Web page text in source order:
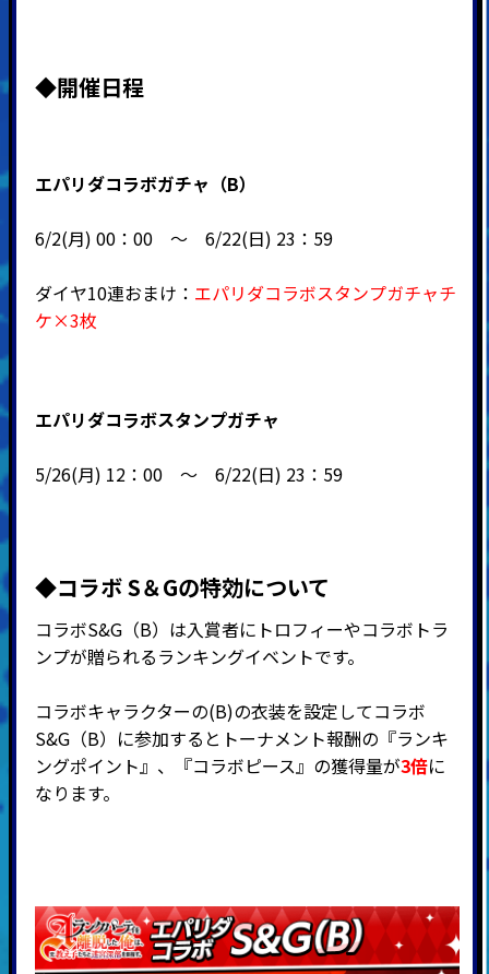
◆開催日程
エパリダコラボガチャ（B）
6/2(月) 00：00 ～ 6/22(日) 23：59
ダイヤ10連おまけ： エパリダコラボスタンプガチャチ
ケ×3枚
エパリダコラボスタンプガチャ
5/26(月) 12：00 ～ 6/22(日) 23：59
◆コラボ S＆Gの特効について
コラボS&G（B）は入賞者にトロフィーやコラボトラ
ンプが贈られるランキングイベントです。
コラボキャラクターの(B)の衣装を設定してコラボ
S&G（B）に参加するとトーナメント報酬の『ランキ
ングポイント』、『コラボピース』の獲得量が3倍に
なります。